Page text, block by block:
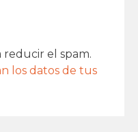
reducir el spam.
los datos de tus